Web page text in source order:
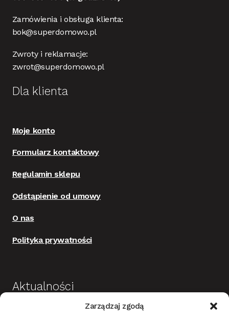
Zarządzaj zgodą
Zamówienia i obsługa klienta:
bok@superdomowo.pl
Zwroty i reklamacje:
zwrot@superdomowo.pl
Dla klienta
Moje konto
Formularz kontaktowy
Regulamin sklepu
Odstąpienie od umowy
O nas
Polityka prywatności
Aktualności